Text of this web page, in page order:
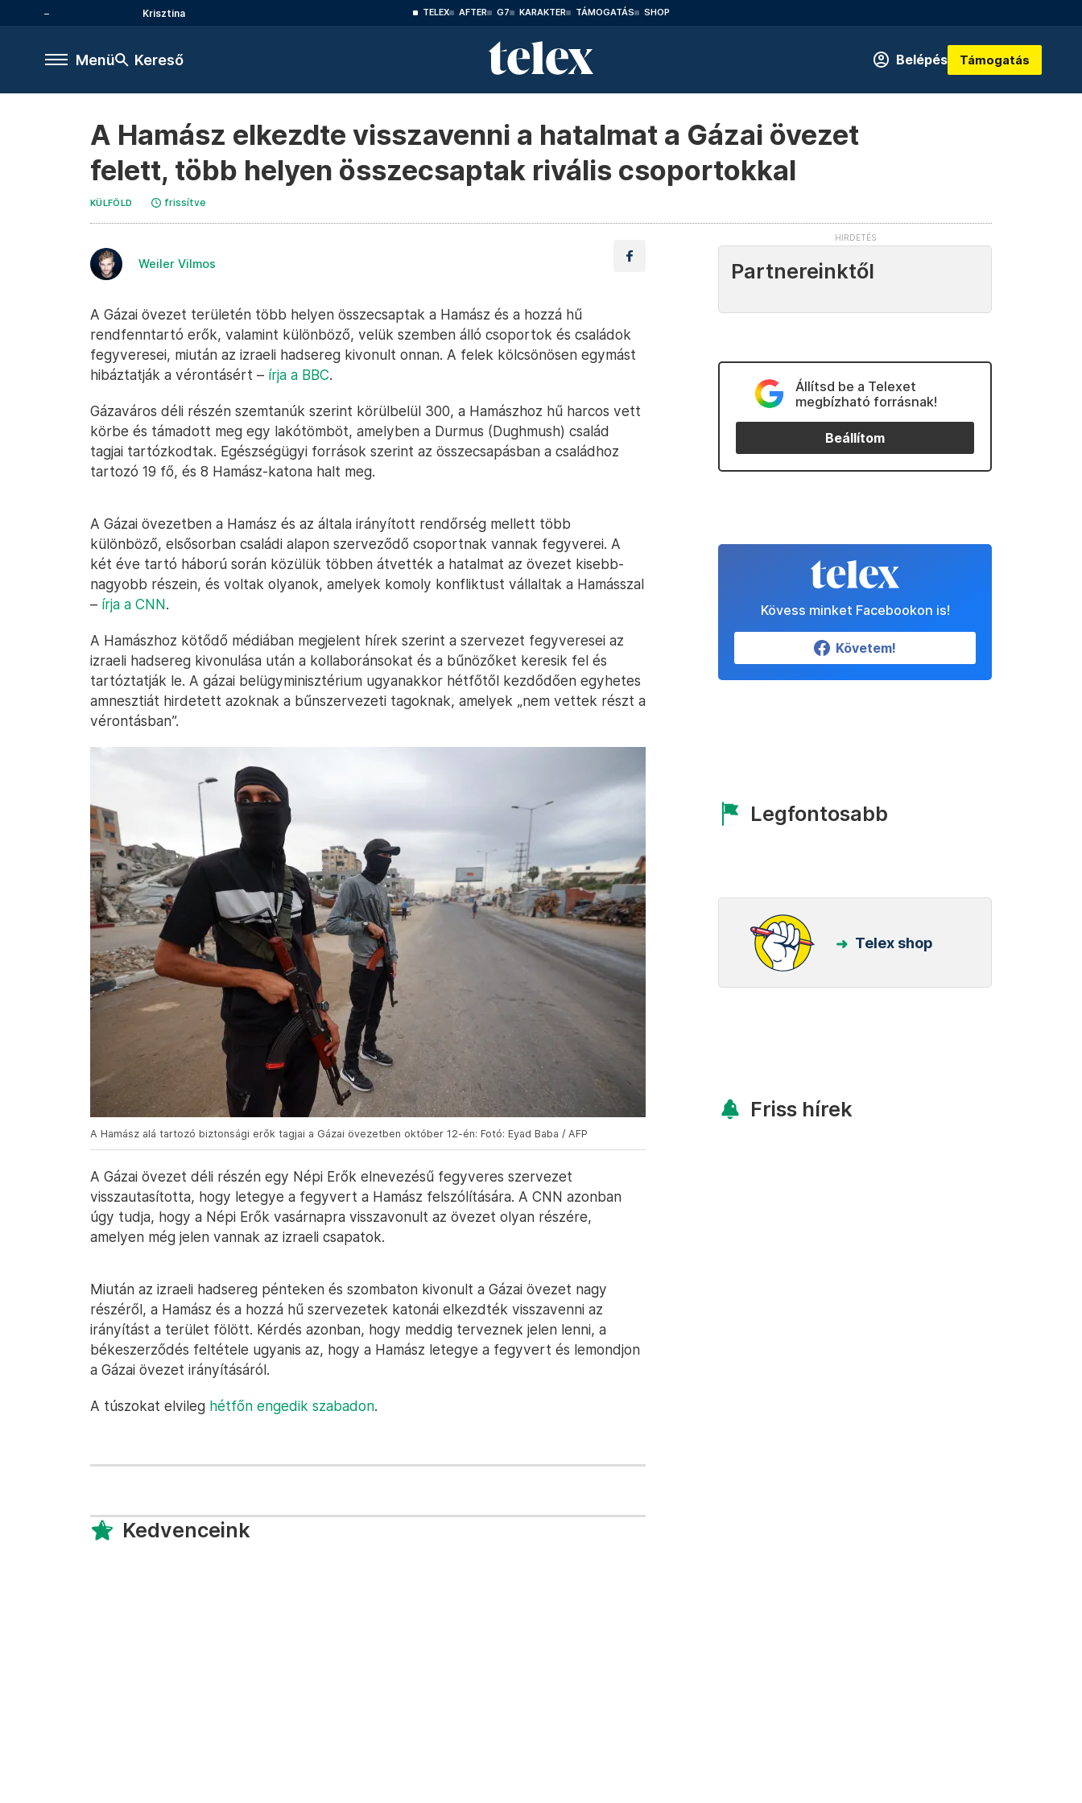
Krisztina TELEX AFTER G7 KARAKTER TÁMOGATÁS SHOP
Menü Kereső Belépés Támogatás
A Hamász elkezdte visszavenni a hatalmat a Gázai övezet
felett, több helyen összecsaptak rivális csoportokkal
KÜLFÖLD frissítve
Weiler Vilmos
A Gázai övezet területén több helyen összecsaptak a Hamász és a hozzá hű
rendfenntartó erők, valamint különböző, velük szemben álló csoportok és családok
fegyveresei, miután az izraeli hadsereg kivonult onnan. A felek kölcsönösen egymást
hibáztatják a vérontásért – írja a BBC.
Gázaváros déli részén szemtanúk szerint körülbelül 300, a Hamászhoz hű harcos vett
körbe és támadott meg egy lakótömböt, amelyben a Durmus (Dughmush) család
tagjai tartózkodtak. Egészségügyi források szerint az összecsapásban a családhoz
tartozó 19 fő, és 8 Hamász-katona halt meg.
A Gázai övezetben a Hamász és az általa irányított rendőrség mellett több
különböző, elsősorban családi alapon szerveződő csoportnak vannak fegyverei. A
két éve tartó háború során közülük többen átvették a hatalmat az övezet kisebb-
nagyobb részein, és voltak olyanok, amelyek komoly konfliktust vállaltak a Hamásszal
– írja a CNN.
A Hamászhoz kötődő médiában megjelent hírek szerint a szervezet fegyveresei az
izraeli hadsereg kivonulása után a kollaboránsokat és a bűnözőket keresik fel és
tartóztatják le. A gázai belügyminisztérium ugyanakkor hétfőtől kezdődően egyhetes
amnesztiát hirdetett azoknak a bűnszervezeti tagoknak, amelyek „nem vettek részt a
vérontásban”.
A Hamász alá tartozó biztonsági erők tagjai a Gázai övezetben október 12-én: Fotó: Eyad Baba / AFP
A Gázai övezet déli részén egy Népi Erők elnevezésű fegyveres szervezet
visszautasította, hogy letegye a fegyvert a Hamász felszólítására. A CNN azonban
úgy tudja, hogy a Népi Erők vasárnapra visszavonult az övezet olyan részére,
amelyen még jelen vannak az izraeli csapatok.
Miután az izraeli hadsereg pénteken és szombaton kivonult a Gázai övezet nagy
részéről, a Hamász és a hozzá hű szervezetek katonái elkezdték visszavenni az
irányítást a terület fölött. Kérdés azonban, hogy meddig terveznek jelen lenni, a
békeszerződés feltétele ugyanis az, hogy a Hamász letegye a fegyvert és lemondjon
a Gázai övezet irányításáról.
A túszokat elvileg hétfőn engedik szabadon.
Kedvenceink
Partnereinktől
Állítsd be a Telexet
megbízható forrásnak!
Beállítom
Kövess minket Facebookon is!
Követem!
Legfontosabb
Telex shop
Friss hírek